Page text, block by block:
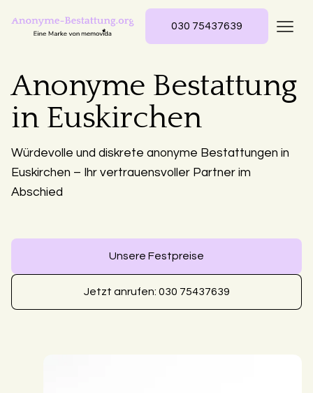
030 75437639
Anonyme Bestattung
in Euskirchen
Würdevolle und diskrete anonyme Bestattungen in
Euskirchen – Ihr vertrauensvoller Partner im
Abschied
Unsere Festpreise
Jetzt anrufen: 030 75437639